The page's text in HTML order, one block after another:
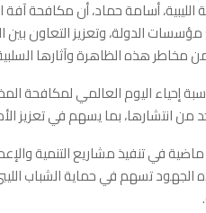
أسامة حماد، أن مكافحة
الدولة، وتعزيز التعاون بين
مخاطر هذه الظاهرة وآثارها
إحياء اليوم العالمي لمكافحة
من انتشارها، بما يسهم في تعزيز
في تنفيذ مشاريع التنمية
الجهود تسهم في حماية الشباب